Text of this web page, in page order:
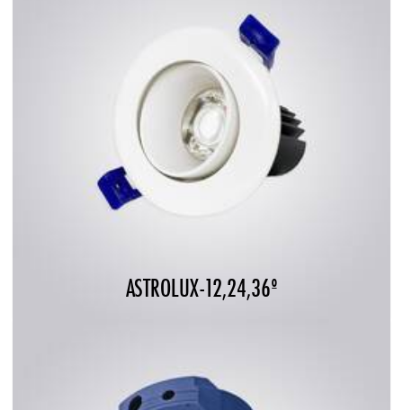
ASTROLUX-12,24,36º